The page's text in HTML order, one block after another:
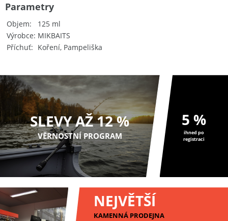
Objem
125 ml
Výrobce MIKBAITS
Příchuť
Koření, Pampeliška
Parametry
SLEVY AŽ 12 %
VĚRNOSTNÍ PROGRAM
5 %
ihned po
registraci
NEJVĚTŠÍ
KAMENNÁ PRODEJNA